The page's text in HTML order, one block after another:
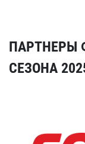
ПАРТНЕРЫ
СЕЗОНА